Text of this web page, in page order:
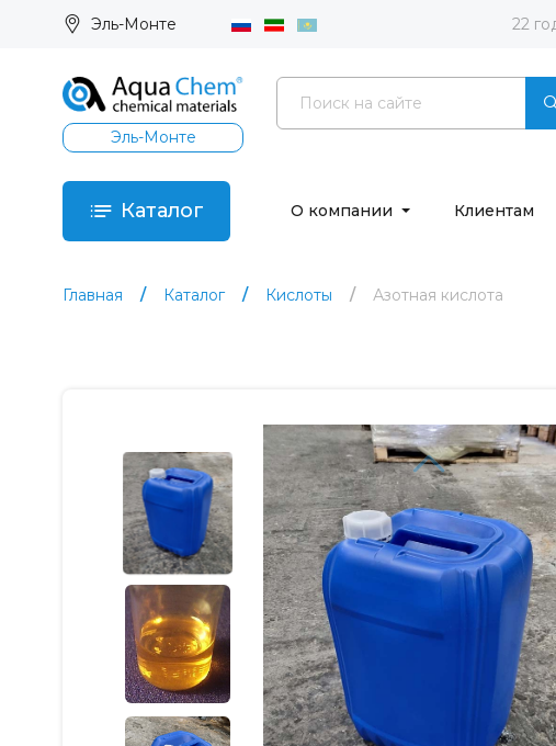
Эль-Монте 22
Эль-Монте
Каталог О компании Клиентам
Главная Каталог Кислоты Азотная кислота